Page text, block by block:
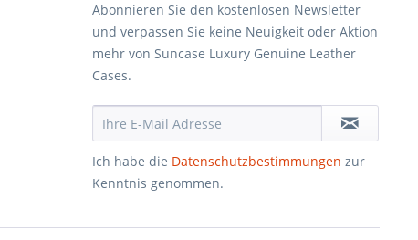
Abonnieren Sie den kostenlosen Newsletter
und verpassen Sie keine Neuigkeit oder Aktion
mehr von Suncase Luxury Genuine Leather
Cases.
Ich habe die Datenschutzbestimmungen zur
Kenntnis genommen.